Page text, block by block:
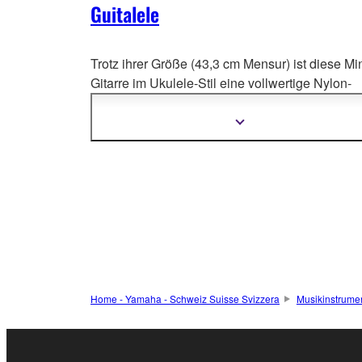
Guitalele
Trotz ihrer Größe (43,3 cm Mensur) ist diese
Gitarre im Ukulele-Stil eine vollwertige Nylon-
Meranti; Griffbrett aus ostindischem Palisander;
Lackierung: Matt; Farbe: Natur
Mehr
Home - Yamaha - Schweiz Suisse Svizzera